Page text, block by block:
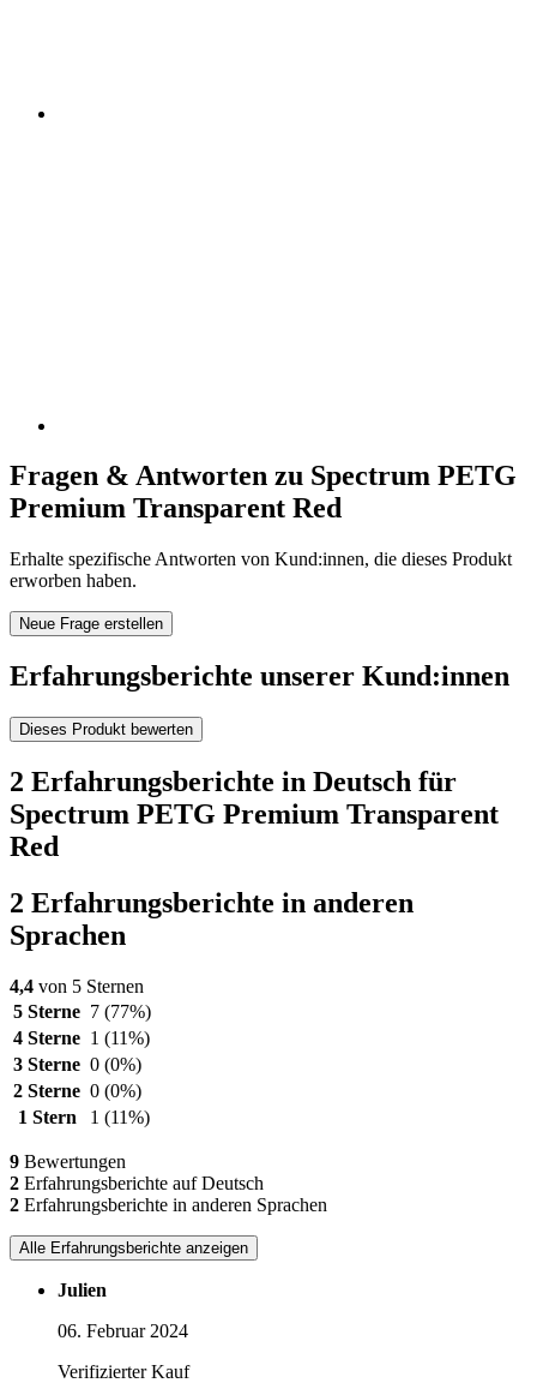
Fragen & Antworten zu Spectrum PETG
Premium Transparent Red
Erhalte spezifische Antworten von Kund:innen, die dieses Produkt
erworben haben.
Neue Frage erstellen
Erfahrungsberichte unserer Kund:innen
Dieses Produkt bewerten
2 Erfahrungsberichte in Deutsch für
Spectrum PETG Premium Transparent
Red
2 Erfahrungsberichte in anderen
Sprachen
4,4 von 5 Sternen
5 Sterne 7 (77%)
4 Sterne 1 (11%)
3 Sterne 0 (0%)
2 Sterne 0 (0%)
1 Stern
1 (11%)
9 Bewertungen
2 Erfahrungsberichte auf Deutsch
2 Erfahrungsberichte in anderen Sprachen
Alle Erfahrungsberichte anzeigen
Julien
06. Februar 2024
Verifizierter Kauf